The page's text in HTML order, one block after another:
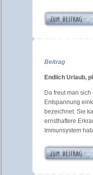
Beitrag
Endlich Urlaub,
Da freut man
Entspannung
bezeichnet. Sie
ernsthaftere
Immunsystem